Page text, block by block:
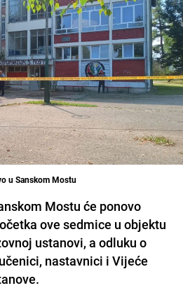
u Sanskom Mostu
Mostu će ponovo
ove sedmice u objektu
ustanovi, a odluku o
nastavnici i Vijeće